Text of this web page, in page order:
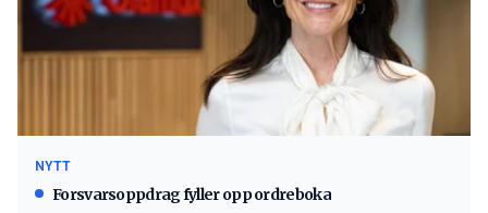
NYTT
Forsvarsoppdrag fyller opp ordreboka